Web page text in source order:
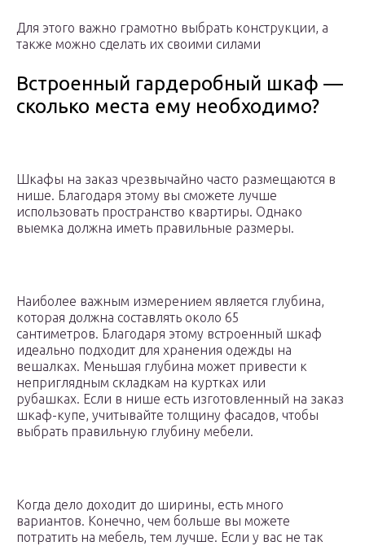
Для этого важно грамотно выбрать конструкции, а
также можно сделать их своими силами
Встроенный гардеробный шкаф —
сколько места ему необходимо?
Шкафы на заказ чрезвычайно часто размещаются в
нише. Благодаря этому вы сможете лучше
использовать пространство квартиры. Однако
выемка должна иметь правильные размеры.
Наиболее важным измерением является глубина,
которая должна составлять около 65
сантиметров. Благодаря этому встроенный шкаф
идеально подходит для хранения одежды на
вешалках. Меньшая глубина может привести к
неприглядным складкам на куртках или
рубашках. Если в нише есть изготовленный на заказ
шкаф-купе, учитывайте толщину фасадов, чтобы
выбрать правильную глубину мебели.
Когда дело доходит до ширины, есть много
вариантов. Конечно, чем больше вы можете
потратить на мебель, тем лучше. Если у вас не так